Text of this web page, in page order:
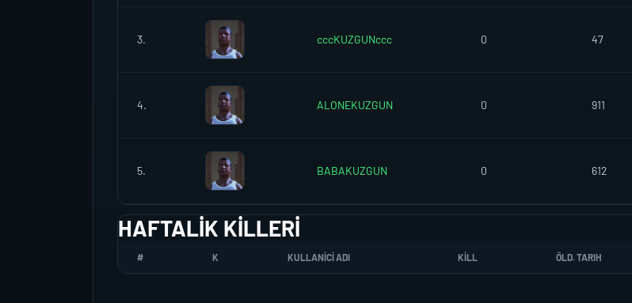
3. cccKUZGUNccc 0 47
4. ALONEKUZGUN 0 911
5. BABAKUZGUN 0 612
HAFTALIK KILLERI
# K KULLANICI ADI KILL ÖLD. TARIH